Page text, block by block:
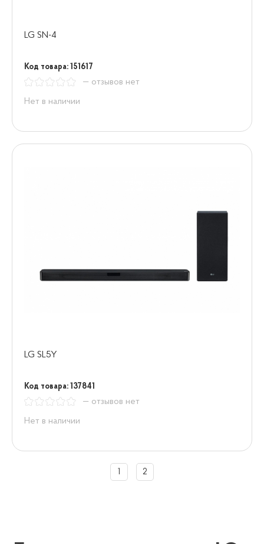
LG SN-4
Код товара: 151617
— отзывов нет
Нет в наличии
LG SL5Y
Код товара: 137841
— отзывов нет
Нет в наличии
1 2